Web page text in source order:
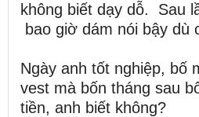
không biết dạy dỗ. Sau
bao giờ dám nói bậy dù
Ngày anh tốt nghiệp, bố
vest mà bốn tháng sau
tiền, anh biết không?